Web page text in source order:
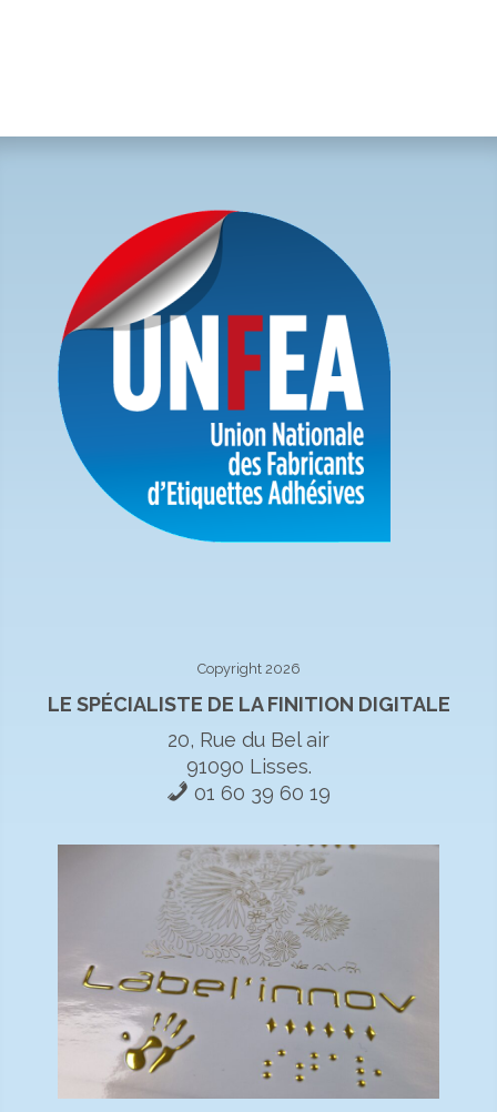
Copyright 2026
LE SPÉCIALISTE DE LA FINITION DIGITALE
20, Rue du Bel air
91090 Lisses.
01 60 39 60 19